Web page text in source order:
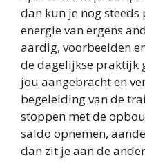
dan kun je nog
energie van ergens
aardig, voorbeelden
de dagelijkse praktijk
jou aangebracht en
begeleiding van de
stoppen met de
saldo opnemen,
dan zit je aan de